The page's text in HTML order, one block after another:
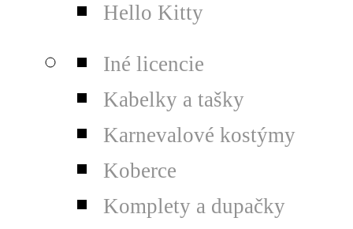
Hello Kitty
Iné licencie
Kabelky a tašky
Karnevalové kostýmy
Koberce
Komplety a dupačky